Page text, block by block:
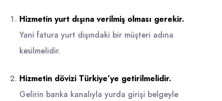
Hizmetin yurt dışına verilmiş olması gerekir.
Yani fatura yurt dışındaki bir müşteri adına
kesilmelidir.
Hizmetin dövizi Türkiye’ye getirilmelidir.
Gelirin banka kanalıyla yurda girişi belgeyle